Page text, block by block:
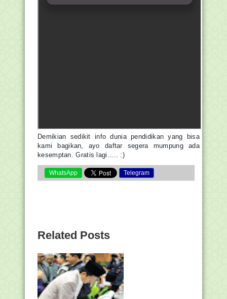
Demikian sedikit info dunia pendidikan yang bisa
kami bagikan, ayo daftar segera mumpung ada
kesemptan. Gratis lagi..... :)
WhatsApp Telegram
Related Posts